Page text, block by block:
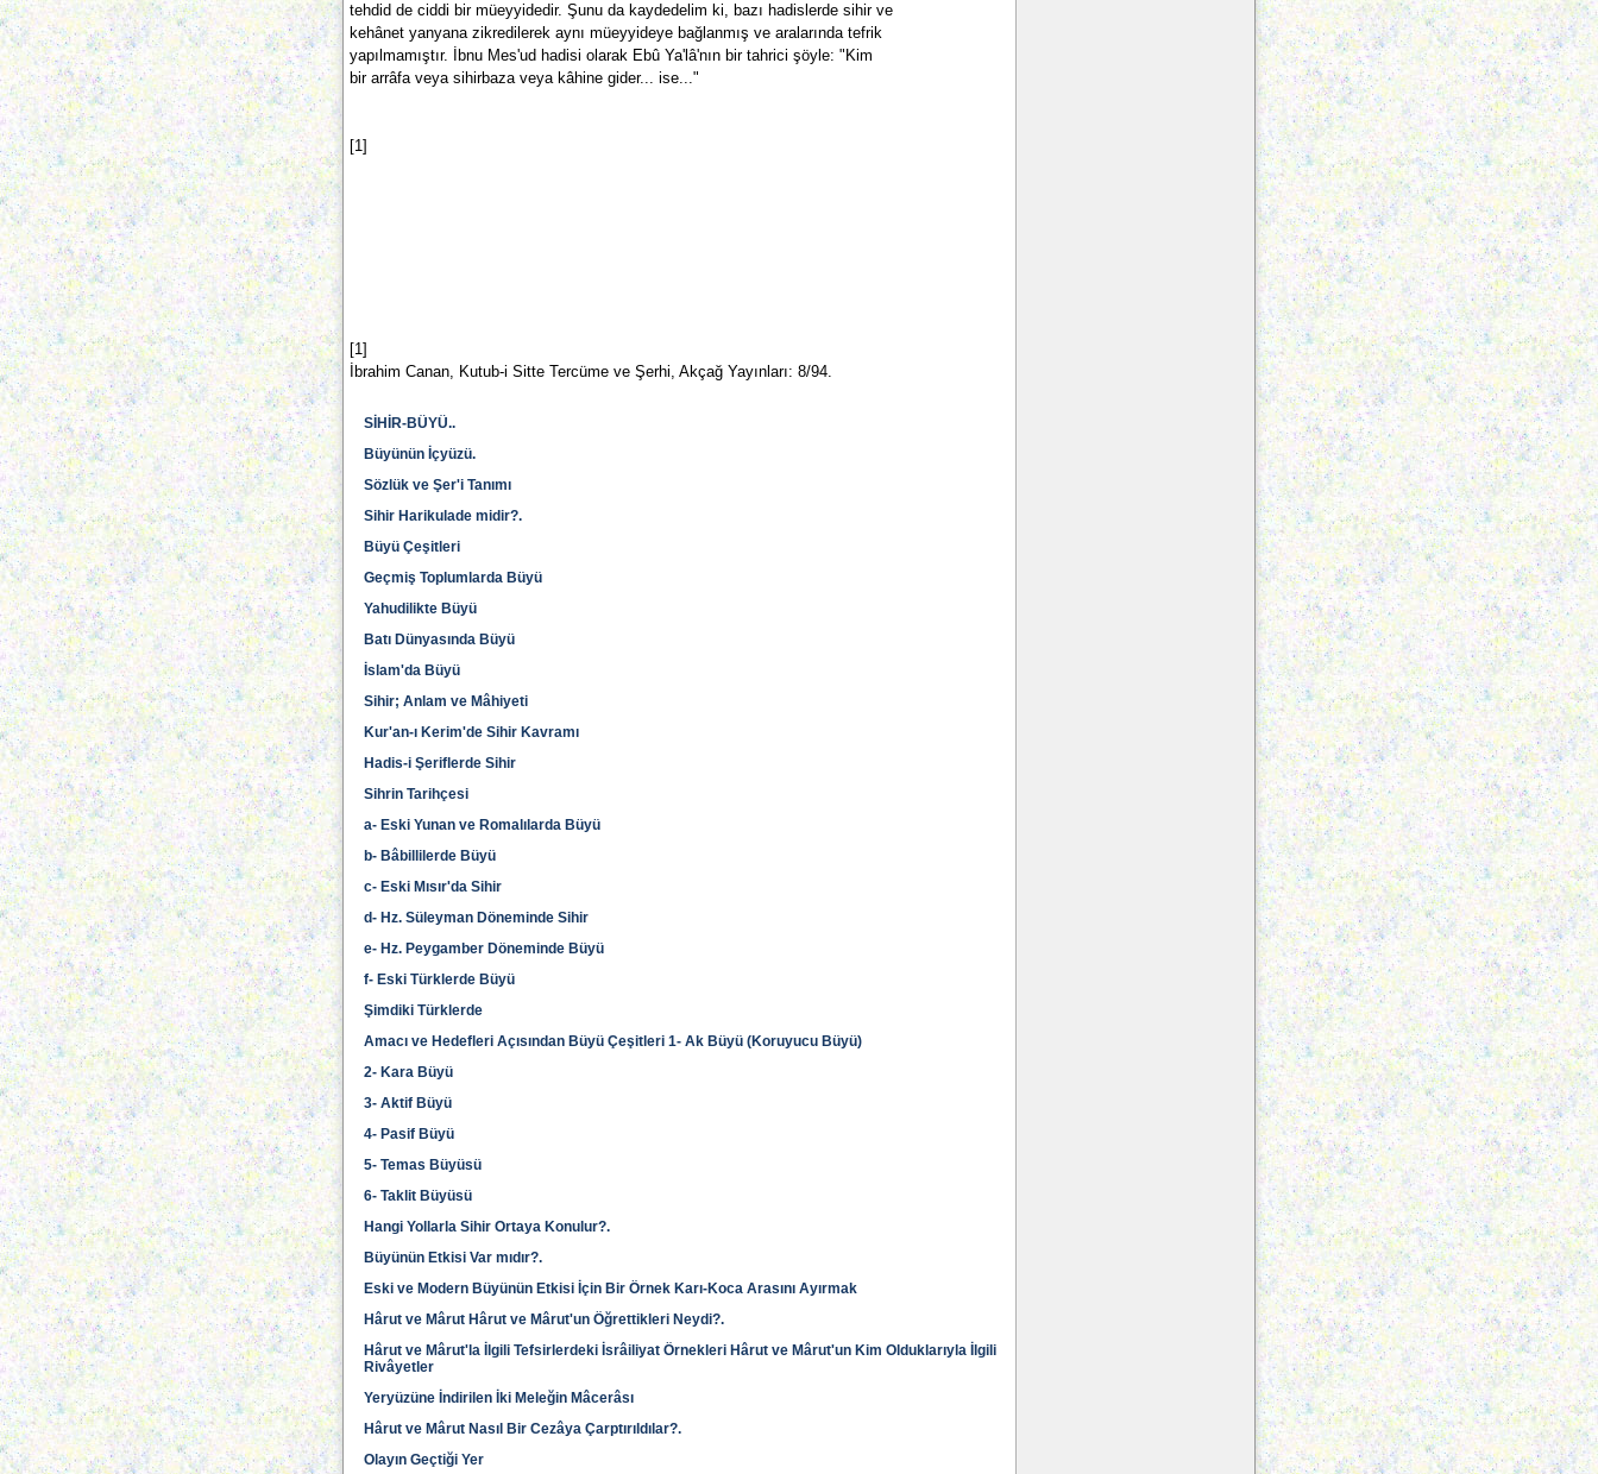
tehdid de ciddi bir müeyyidedir. Şunu da kaydedelim ki, bazı hadislerde sihir ve
kehânet yanyana zikredilerek aynı müeyyideye bağlanmış ve aralarında tefrik
yapılmamıştır. İbnu Mes'ud hadisi olarak Ebû Ya'lâ'nın bir tahrici şöyle: "Kim
bir arrâfa veya sihirbaza veya kâhine gider... ise..."
[1]
[1]
İbrahim Canan, Kutub-i Sitte Tercüme ve Şerhi, Akçağ Yayınları: 8/94.
SİHİR-BÜYÜ..
Büyünün İçyüzü.
Sözlük ve Şer'i Tanımı
Sihir Harikulade midir?.
Büyü Çeşitleri
Geçmiş Toplumlarda Büyü
Yahudilikte Büyü
Batı Dünyasında Büyü
İslam'da Büyü
Sihir; Anlam ve Mâhiyeti
Kur'an-ı Kerim'de Sihir Kavramı
Hadis-i Şeriflerde Sihir
Sihrin Tarihçesi
a- Eski Yunan ve Romalılarda Büyü
b- Bâbillilerde Büyü
c- Eski Mısır'da Sihir
d- Hz. Süleyman Döneminde Sihir
e- Hz. Peygamber Döneminde Büyü
f- Eski Türklerde Büyü
Şimdiki Türklerde
Amacı ve Hedefleri Açısından Büyü Çeşitleri 1- Ak Büyü (Koruyucu Büyü)
2- Kara Büyü
3- Aktif Büyü
4- Pasif Büyü
5- Temas Büyüsü
6- Taklit Büyüsü
Hangi Yollarla Sihir Ortaya Konulur?.
Büyünün Etkisi Var mıdır?.
Eski ve Modern Büyünün Etkisi İçin Bir Örnek Karı-Koca Arasını Ayırmak
Hârut ve Mârut Hârut ve Mârut'un Öğrettikleri Neydi?.
Hârut ve Mârut'la İlgili Tefsirlerdeki İsrâiliyat Örnekleri Hârut ve Mârut'un Kim Olduklarıyla İlgili
Rivâyetler
Yeryüzüne İndirilen İki Meleğin Mâcerâsı
Hârut ve Mârut Nasıl Bir Cezâya Çarptırıldılar?.
Olayın Geçtiği Yer